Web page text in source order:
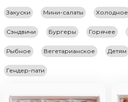
Закуски Мини-салаты Холодное
Сэндвичи Бургеры Горячее
Рыбное Вегетарианское Детям
Гендер-пати